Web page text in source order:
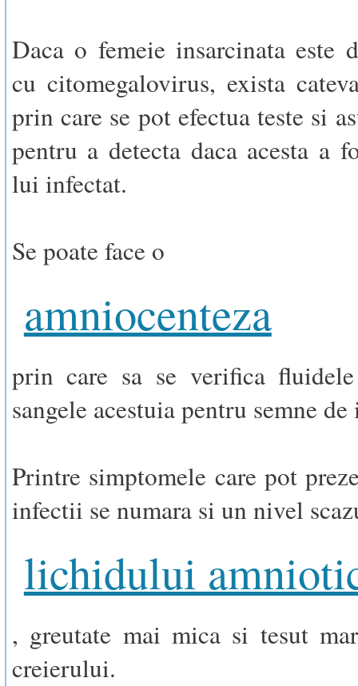
Daca o femeie insarcinata este
cu citomegalovirus, exista
prin care se pot efectua teste si
pentru a detecta daca acesta a
lui infectat.
Se poate face o
amniocenteza
prin care sa se verifica
sangele acestuia pentru semne
Printre simptomele care pot
infectii se numara si un nivel
lichidului
, greutate mai mica si tesut
creierului.